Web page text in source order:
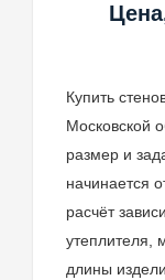
Купить
Московской
размер и
начинается
расчёт
утеплителя,
длины